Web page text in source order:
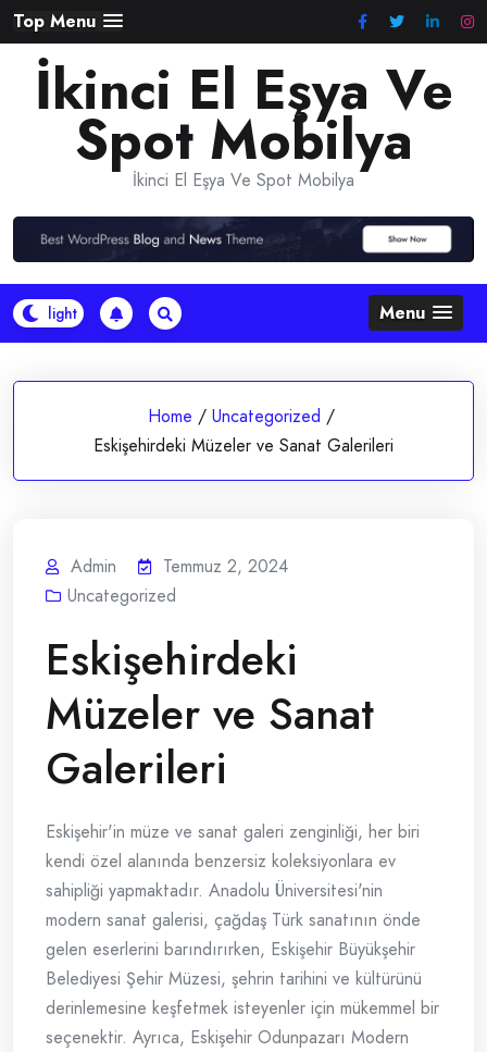
Skip
to
content
Top Menu
İkinci El Eşya Ve
Spot Mobilya
İkinci El Eşya Ve Spot Mobilya
Menu
Home / Uncategorized /
Eskişehirdeki Müzeler ve Sanat Galerileri
Admin
Temmuz 2, 2024
Uncategorized
Eskişehirdeki
Müzeler ve Sanat
Galerileri
Eskişehir'in müze ve sanat galeri zenginliği, her biri
kendi özel alanında benzersiz koleksiyonlara ev
sahipliği yapmaktadır. Anadolu Üniversitesi'nin
modern sanat galerisi, çağdaş Türk sanatının önde
gelen eserlerini barındırırken, Eskişehir Büyükşehir
Belediyesi Şehir Müzesi, şehrin tarihini ve kültürünü
derinlemesine keşfetmek isteyenler için mükemmel bir
seçenektir. Ayrıca, Eskişehir Odunpazarı Modern